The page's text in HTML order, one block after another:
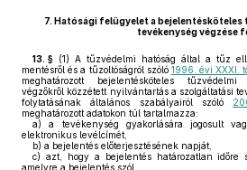
7. Hatósági felügyelet a bejelentésköteles
tevékenység végzése
13. § (1) A tűzvédelmi hatóság által a tűz
mentésről és a tűzoltóságról szóló 1996. évi XXXI.
meghatározott bejelentésköteles tűzvédelmi
végzőkről közzétett nyilvántartás a szolgáltatási
folytatásának általános szabályairól szóló
meghatározott adatokon túl tartalmazza:
a) a tevékenység gyakorlására jogosult
elektronikus levélcímét,
b) a bejelentés előterjesztésének napját,
c) azt, hogy a bejelentés határozatlan időre
amelyre a bejelentés szól,